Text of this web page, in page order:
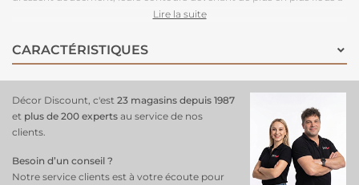
mesure que l’on s’éloigne, créant un effet visuel apaisant et élégant.
de pinceau semble prendre vie, formant une forêt harmonieuse aux
teintes de verts et de jaunes éclatants. Cepapier peint transforme
nature à l’intérieur. Idéal pour un salon, une chambre ou un bureau, il
crée une atmosphère calme et pleine de poésie. Avec son design en 7
parties, ce
décor panoramique sur support intissé estfacile à poser
Lire la suite
CARACTÉRISTIQUES
Décor Discount, c'est 23 magasins depuis 1987
et plus de 200 experts au service de nos
clients.
Besoin d’un conseil ?
Notre service clients est à votre écoute pour